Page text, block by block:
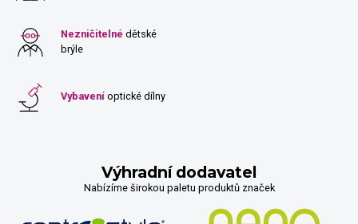
Nezničitelné dětské
brýle
Vybavení optické dílny
Výhradní dodavatel
Nabízíme širokou paletu produktů značek